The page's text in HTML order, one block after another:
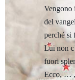
Vengono
del
perché si
Lui non
fuori
Ecco, … ,